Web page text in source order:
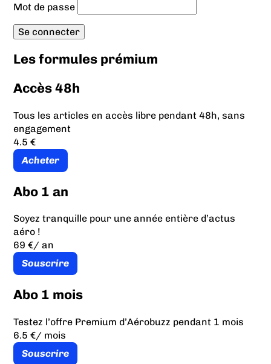
Mot de passe
Les formules prémium
Accès 48h
Tous les articles en accès libre pendant 48h, sans
engagement
4.5 €
Acheter
Abo 1 an
Soyez tranquille pour une année entière d’actus
aéro !
69 €/ an
Souscrire
Abo 1 mois
Testez l’offre Premium d’Aérobuzz pendant 1 mois
6.5 €/ mois
Souscrire